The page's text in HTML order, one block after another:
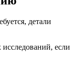
детали
если